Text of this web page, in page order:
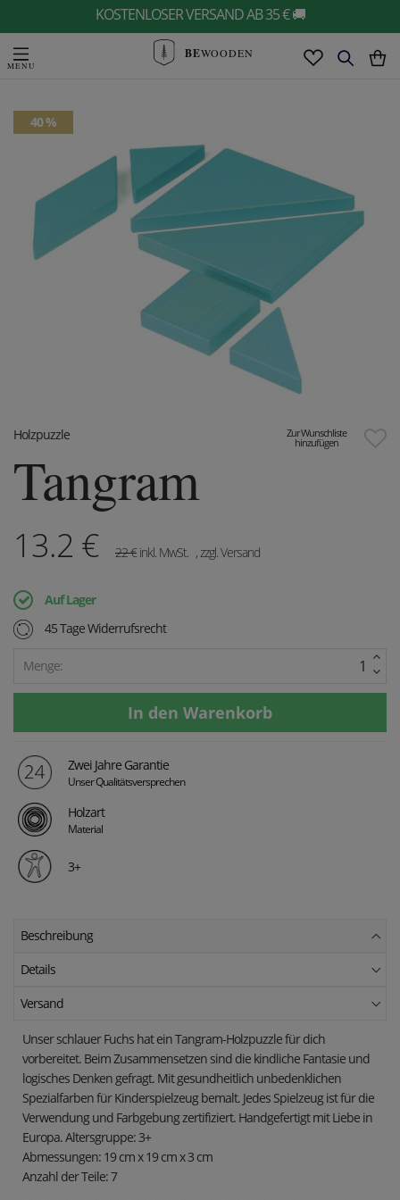
KOSTENLOSER VERSAND AB 35 € 🚚
BEWOODEN
40 %
Zur Wunschliste
hinzufügen
Holzpuzzle
Tangram
13.2 € 22€inkl. MwSt. , zzgl. Versand
Auf Lager
45 Tage Widerrufsrecht
Menge:
Zwei Jahre Garantie
Unser Qualitätsversprechen
Holzart
Material
3+
Beschreibung
Details
Versand
Unser schlauer Fuchs hat ein Tangram-Holzpuzzle für dich
vorbereitet. Beim Zusammensetzen sind die kindliche Fantasie und
logisches Denken gefragt. Mit gesundheitlich unbedenklichen
Spezialfarben für Kinderspielzeug bemalt. Jedes Spielzeug ist für die
Verwendung und Farbgebung zertifiziert. Handgefertigt mit Liebe in
Europa. Altersgruppe: 3+
Abmessungen: 19 cm x 19 cm x 3 cm
Anzahl der Teile: 7